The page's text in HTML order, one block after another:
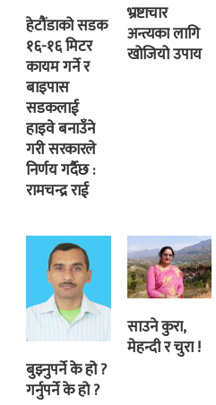
हेटौंडाको सडक
१६-१६ मिटर
कायम गर्ने र
बाइपास
सडकलाई
हाइवे बनाउँने
गरी सरकारले
निर्णय गर्दैछ :
रामचन्द्र राई
भ्रष्टाचार
अन्त्यका लागि
खोजियो उपाय
बुझ्नुपर्ने के हो ?
गर्नुपर्ने के हो ?
साउने कुरा,
मेहन्दी र चुरा !